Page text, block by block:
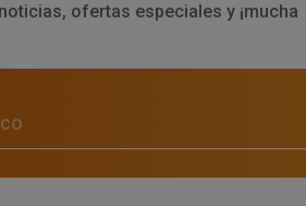
ofertas especiales y ¡mucha